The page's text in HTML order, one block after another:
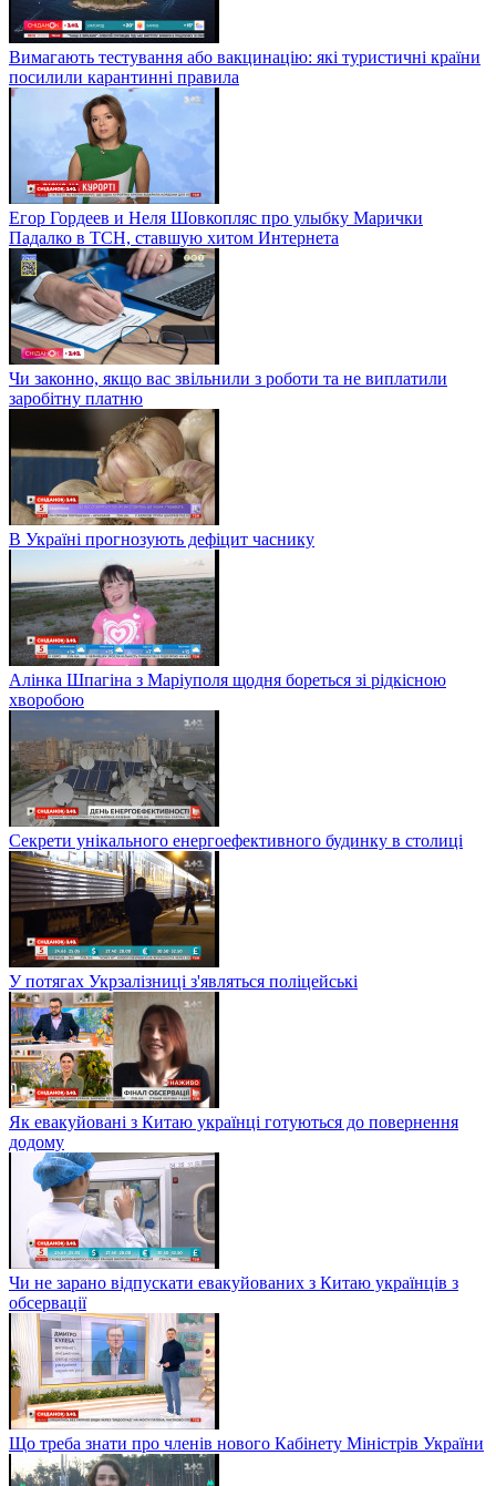
Вимагають тестування або вакцинацію: які туристичні країни
посилили карантинні правила
Егор Гордеев и Неля Шовкопляс про улыбку Марички
Падалко в ТСН, ставшую хитом Интернета
Чи законно, якщо вас звільнили з роботи та не виплатили
заробітну платню
В Україні прогнозують дефіцит часнику
Алінка Шпагіна з Маріуполя щодня бореться зі рідкісною
хворобою
Секрети унікального енергоефективного будинку в столиці
У потягах Укрзалізниці з'являться поліцейські
Як евакуйовані з Китаю українці готуються до повернення
додому
Чи не зарано відпускати евакуйованих з Китаю українців з
обсервації
Що треба знати про членів нового Кабінету Міністрів України